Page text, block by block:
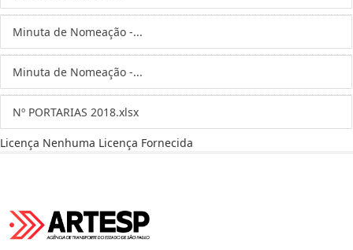
Minuta de Nomeação -...
Minuta de Nomeação -...
Nº PORTARIAS 2018.xlsx
Licença Nenhuma Licença Fornecida